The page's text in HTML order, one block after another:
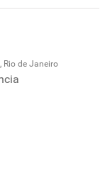
Rio de Janeiro